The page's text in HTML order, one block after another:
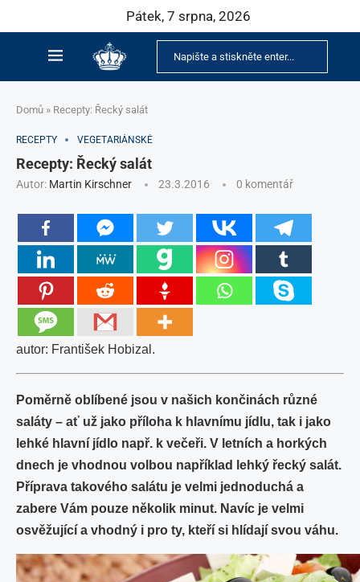
Pátek, 7 srpna, 2026
Domů » Recepty: Řecký salát
RECEPTY VEGETARIÁNSKÉ
Recepty: Řecký salát
Autor: Martin Kirschner 23.3.2016 0 komentář
autor: František Hobizal.
Poměrně oblíbené jsou v našich končinách různé
saláty – ať už jako příloha k hlavnímu jídlu, tak i jako
lehké hlavní jídlo např. k večeři. V letních a horkých
dnech je vhodnou volbou například lehký řecký salát.
Příprava takového salátu je velmi jednoduchá a
zabere Vám pouze několik minut. Navíc je velmi
osvěžující a vhodný i pro ty, kteří si hlídají svou váhu.